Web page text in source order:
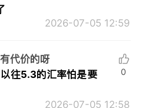
2026-07-05 12:59
代价的呀
往5.3的汇率怕是要
2026-07-05 12:58
0